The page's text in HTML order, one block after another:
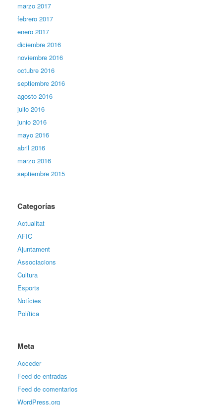
marzo 2017
febrero 2017
enero 2017
diciembre 2016
noviembre 2016
octubre 2016
septiembre 2016
agosto 2016
julio 2016
junio 2016
mayo 2016
abril 2016
marzo 2016
septiembre 2015
Categorías
Actualitat
AFIC
Ajuntament
Associacions
Cultura
Esports
Notícies
Política
Meta
Acceder
Feed de entradas
Feed de comentarios
WordPress.org